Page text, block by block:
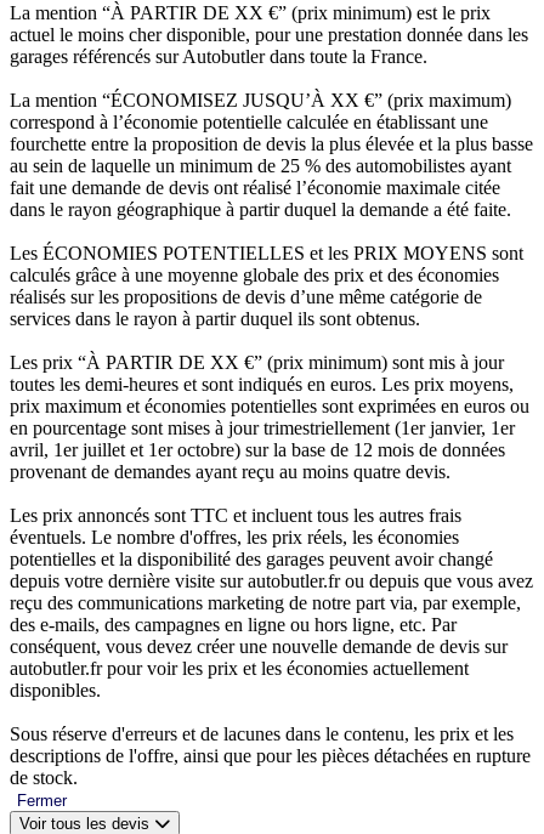
La mention “À PARTIR DE XX €” (prix minimum) est le prix
actuel le moins cher disponible, pour une prestation donnée dans les
garages référencés sur Autobutler dans toute la France.
La mention “ÉCONOMISEZ JUSQU’À XX €” (prix maximum)
correspond à l’économie potentielle calculée en établissant une
fourchette entre la proposition de devis la plus élevée et la plus basse
au sein de laquelle un minimum de 25 % des automobilistes ayant
fait une demande de devis ont réalisé l’économie maximale citée
dans le rayon géographique à partir duquel la demande a été faite.
Les ÉCONOMIES POTENTIELLES et les PRIX MOYENS sont
calculés grâce à une moyenne globale des prix et des économies
réalisés sur les propositions de devis d’une même catégorie de
services dans le rayon à partir duquel ils sont obtenus.
Les prix “À PARTIR DE XX €” (prix minimum) sont mis à jour
toutes les demi-heures et sont indiqués en euros. Les prix moyens,
prix maximum et économies potentielles sont exprimées en euros ou
en pourcentage sont mises à jour trimestriellement (1er janvier, 1er
avril, 1er juillet et 1er octobre) sur la base de 12 mois de données
provenant de demandes ayant reçu au moins quatre devis.
Les prix annoncés sont TTC et incluent tous les autres frais
éventuels. Le nombre d'offres, les prix réels, les économies
potentielles et la disponibilité des garages peuvent avoir changé
depuis votre dernière visite sur autobutler.fr ou depuis que vous avez
reçu des communications marketing de notre part via, par exemple,
des e-mails, des campagnes en ligne ou hors ligne, etc. Par
conséquent, vous devez créer une nouvelle demande de devis sur
autobutler.fr pour voir les prix et les économies actuellement
disponibles.
Sous réserve d'erreurs et de lacunes dans le contenu, les prix et les
descriptions de l'offre, ainsi que pour les pièces détachées en rupture
de stock.
Fermer
Voir tous les devis